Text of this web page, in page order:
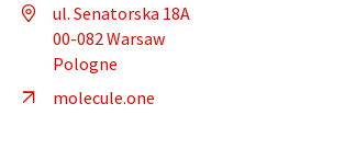
ul. Senatorska 18A
00-082 Warsaw
Pologne
molecule.one